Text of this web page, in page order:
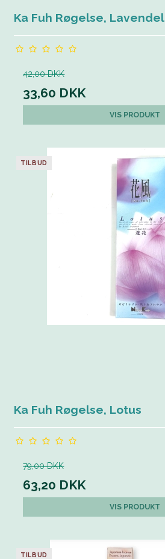
Ka Fuh Røgelse, Lavendel
42,00 DKK
33,60 DKK
VIS PRODUKT
TILBUD
Ka Fuh Røgelse, Lotus
79,00 DKK
63,20 DKK
VIS PRODUKT
TILBUD